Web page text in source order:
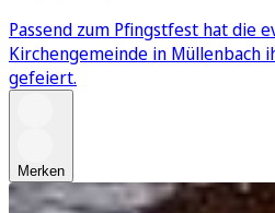
Passend zum Pfingstfest hat die
Kirchengemeinde in Müllenbach
gefeiert.
Merken